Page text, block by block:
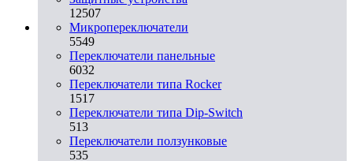
12507
Микропереключатели
5549
Переключатели панельные
6032
Переключатели типа Rocker
1517
Переключатели типа Dip-Switch
513
Переключатели ползунковые
535